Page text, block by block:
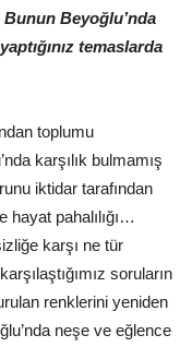
Beyoğlu’nda
temaslarda
toplumu
karşılık bulmamış
iktidar tarafından
hayat pahalılığı…
karşı ne tür
soruların
renklerini yeniden
neşe ve eğlence